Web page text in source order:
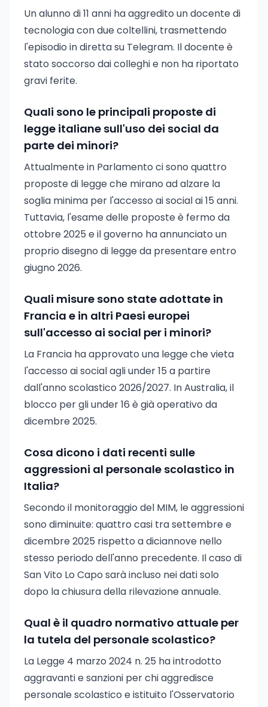
Un alunno di 11 anni ha aggredito un docente di
tecnologia con due coltellini, trasmettendo
l'episodio in diretta su Telegram. Il docente è
stato soccorso dai colleghi e non ha riportato
gravi ferite.
Quali sono le principali proposte di
legge italiane sull'uso dei social da
parte dei minori?
Attualmente in Parlamento ci sono quattro
proposte di legge che mirano ad alzare la
soglia minima per l'accesso ai social ai 15 anni.
Tuttavia, l'esame delle proposte è fermo da
ottobre 2025 e il governo ha annunciato un
proprio disegno di legge da presentare entro
giugno 2026.
Quali misure sono state adottate in
Francia e in altri Paesi europei
sull'accesso ai social per i minori?
La Francia ha approvato una legge che vieta
l'accesso ai social agli under 15 a partire
dall'anno scolastico 2026/2027. In Australia, il
blocco per gli under 16 è già operativo da
dicembre 2025.
Cosa dicono i dati recenti sulle
aggressioni al personale scolastico in
Italia?
Secondo il monitoraggio del MIM, le aggressioni
sono diminuite: quattro casi tra settembre e
dicembre 2025 rispetto a diciannove nello
stesso periodo dell'anno precedente. Il caso di
San Vito Lo Capo sarà incluso nei dati solo
dopo la chiusura della rilevazione annuale.
Qual è il quadro normativo attuale per
la tutela del personale scolastico?
La Legge 4 marzo 2024 n. 25 ha introdotto
aggravanti e sanzioni per chi aggredisce
personale scolastico e istituito l'Osservatorio